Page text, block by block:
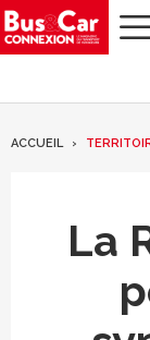
ACCUEIL
La